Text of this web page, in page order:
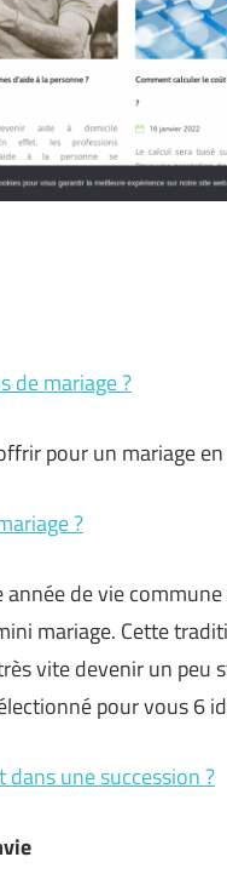
de mariage ?
pour un mariage
?
de vie
mariage. Cette
vite devenir un peu
pour vous 6
dans une succession ?